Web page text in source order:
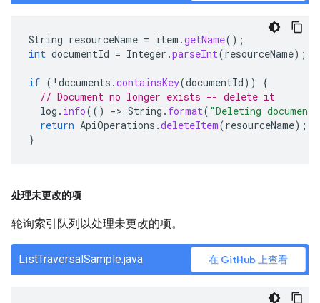
String resourceName = item .getName();
int documentId = Integer .parseInt(resourceName);
if ( ! documents .containsKey(documentId))
{
// Document no longer exists -- delete it
log . info(() -> String . format( "Deleting document
return ApiOperations .deleteItem(resourceName);
}
处理未更改的项
轮询索引队列以处理未更改的项。
ListTraversalSample.java 在 GitHub 上查看